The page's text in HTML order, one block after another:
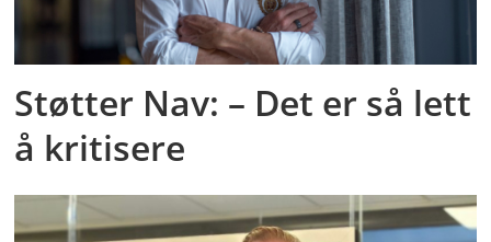
Støtter Nav: – Det er så lett
å kritisere